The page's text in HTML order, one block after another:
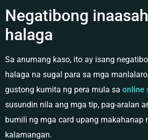
Negatibong
halaga
Sa anumang kaso, ito ay isang
halaga na sugal para sa mga
gustong kumita ng pera mula sa online
susundin nila ang mga tip, pag-aralan
bumili ng mga card upang makahanap
kalamangan.